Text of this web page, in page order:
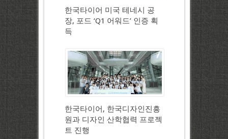
한국타이어 미국 테네시 공
장, 포드 ‘Q1 어워드’ 인증 획
득
한국타이어, 한국디자인진흥
원과 디자인 산학협력 프로젝
트 진행